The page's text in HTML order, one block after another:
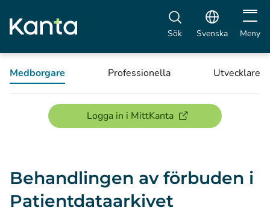
Sök Svenska Öppna
Meny
Medborgare Professionella Utvecklare
Logga in i MittKanta(öppnas i ett nytt
Behandlingen av förbuden i
Patientdataarkivet